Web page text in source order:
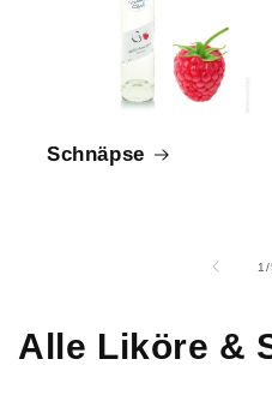
Schnäpse
1/
K
Alle Liköre &